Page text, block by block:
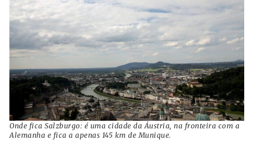
Onde fica Salzburgo: é uma cidade da Áustria, na fronteira com a
Alemanha e fica a apenas 145 km de Munique.